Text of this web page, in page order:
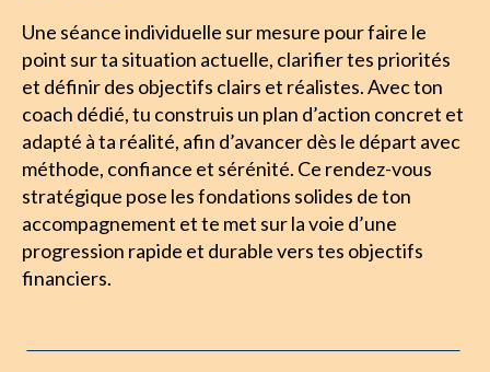
Une séance individuelle sur mesure pour faire le
point sur ta situation actuelle, clarifier tes priorités
et définir des objectifs clairs et réalistes. Avec ton
coach dédié, tu construis un plan d’action concret et
adapté à ta réalité, afin d’avancer dès le départ avec
méthode, confiance et sérénité. Ce rendez-vous
stratégique pose les fondations solides de ton
accompagnement et te met sur la voie d’une
progression rapide et durable vers tes objectifs
financiers.